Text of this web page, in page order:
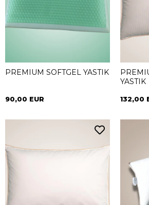
PREMIUM SOFTGEL YASTIK
90,00 EUR
YASTIK
132,00